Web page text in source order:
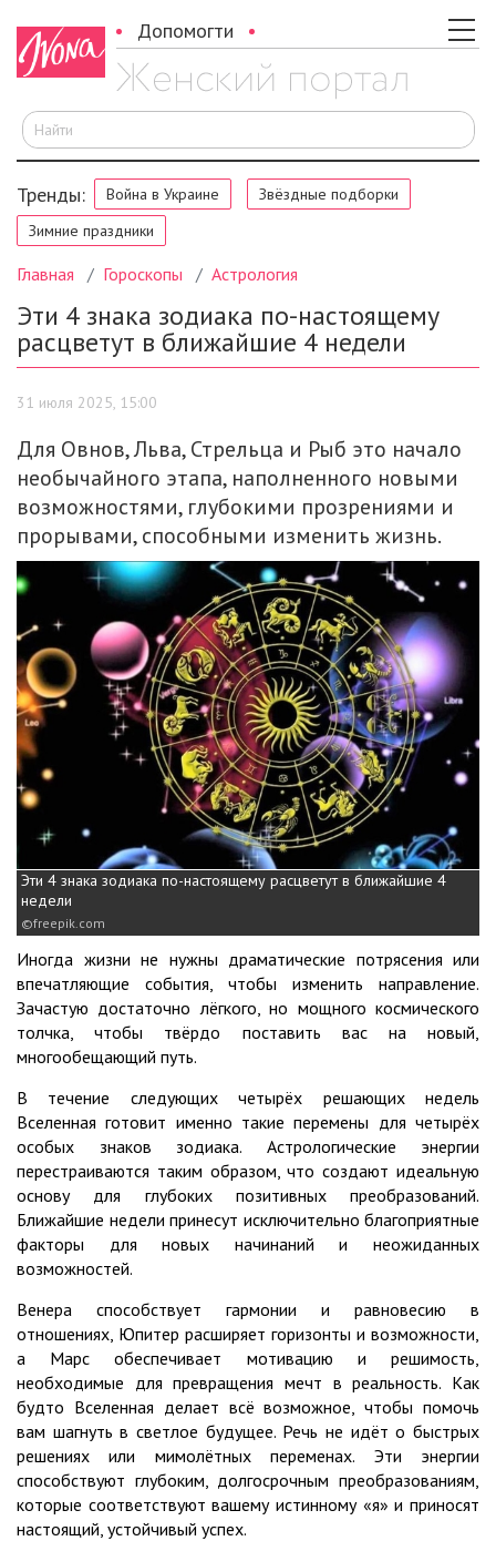
Допомогти
Тренды: Война в Украине
Звёздные подборки
Зимние праздники
Главная Гороскопы Астрология
Эти 4 знака зодиака по-настоящему
расцветут в ближайшие 4 недели
31 июля 2025, 15:00
Для Овнов, Льва, Стрельца и Рыб это начало
необычайного этапа, наполненного новыми
возможностями, глубокими прозрениями и
прорывами, способными изменить жизнь.
Эти 4 знака зодиака по-настоящему расцветут в ближайшие 4
недели
freepik.com
Иногда жизни не нужны драматические потрясения или
впечатляющие события, чтобы изменить направление.
Зачастую достаточно лёгкого, но мощного космического
толчка, чтобы твёрдо поставить вас на новый,
многообещающий путь.
В течение следующих четырёх решающих недель
Вселенная готовит именно такие перемены для четырёх
особых знаков зодиака. Астрологические энергии
перестраиваются таким образом, что создают идеальную
основу для глубоких позитивных преобразований.
Ближайшие недели принесут исключительно благоприятные
факторы для новых начинаний и неожиданных
возможностей.
Венера способствует гармонии и равновесию в
отношениях, Юпитер расширяет горизонты и возможности,
а Марс обеспечивает мотивацию и решимость,
необходимые для превращения мечт в реальность. Как
будто Вселенная делает всё возможное, чтобы помочь
вам шагнуть в светлое будущее. Речь не идёт о быстрых
решениях или мимолётных переменах. Эти энергии
способствуют глубоким, долгосрочным преобразованиям,
которые соответствуют вашему истинному «я» и приносят
настоящий, устойчивый успех.